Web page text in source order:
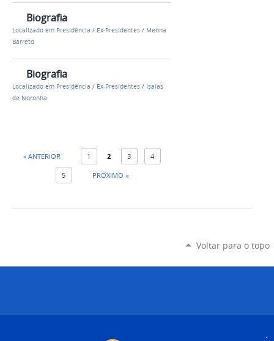
Biografia
Localizado em Presidência / Ex-Presidentes / Menna
Barreto
Biografia
Localizado em Presidência / Ex-Presidentes / Isaías
de Noronha
« ANTERIOR 1 2 3 4
5 PRÓXIMO »
Voltar para o topo